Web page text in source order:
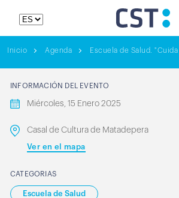
Inicio Agenda Escuela de Salud.
INFORMACIÓN DEL EVENTO
Miércoles, 15 Enero 2025
Casal de Cultura de Matadepera
Ver en el mapa
CATEGORIAS
Escuela de Salud